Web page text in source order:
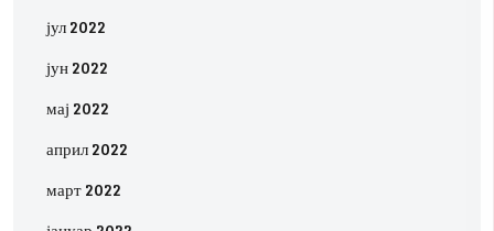
јул 2022
јун 2022
мај 2022
април 2022
март 2022